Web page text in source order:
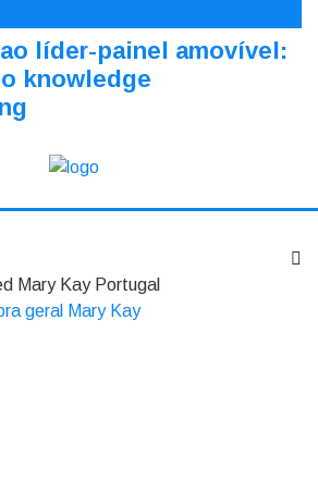
líder-painel amovível:
knowledge
Mary Kay Portugal